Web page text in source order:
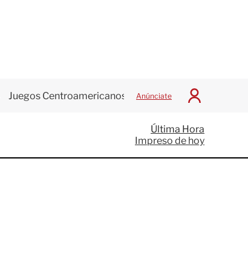
Juegos Centroamericanos Anúnciate
I
c
i
a
Última Hora
Impreso de hoy